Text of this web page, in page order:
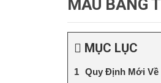
MẪU BẰNG
MỤC LỤC
Quy Định Mới Về